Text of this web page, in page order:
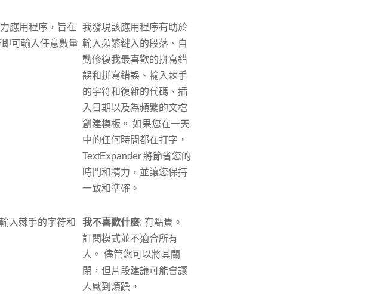
應用程序，旨在
可輸入任意數量
我發現該應用程序有助於
輸入頻繁鍵入的段落、自
動修復我最喜歡的拼寫錯
誤和拼寫錯誤、輸入棘手
的字符和復雜的代碼、插
入日期以及為頻繁的文檔
創建模板。 如果您在一天
中的任何時間都在打字，
TextExpander 將節省您的
時間和精力，並讓您保持
一致和準確。
入棘手的字符和
我不喜歡什麼: 有點貴。
訂閱模式並不適合所有
人。 儘管您可以將其關
閉，但片段建議可能會讓
人感到煩躁。